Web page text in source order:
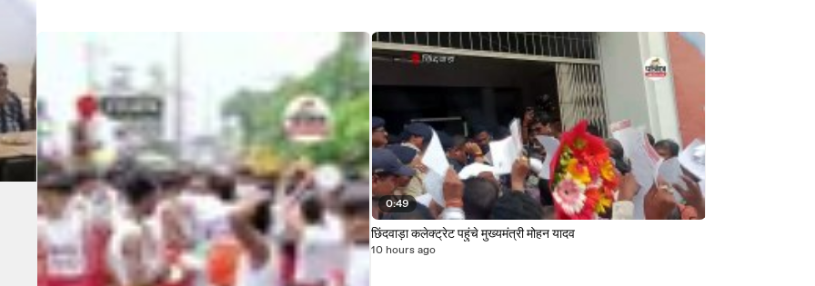
0:49
छिंदवाड़ा कलेक्ट्रेट पहुंचे मुख्यमंत्री मोहन यादव
10 hours ago